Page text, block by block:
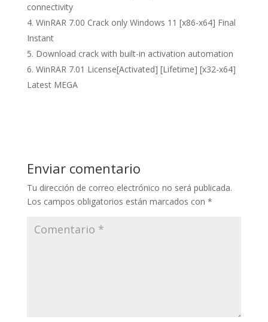
connectivity
WinRAR 7.00 Crack only Windows 11 [x86-x64] Final
Instant
Download crack with built-in activation automation
WinRAR 7.01 License[Activated] [Lifetime] [x32-x64]
Latest MEGA
Enviar comentario
Tu dirección de correo electrónico no será publicada.
Los campos obligatorios están marcados con *